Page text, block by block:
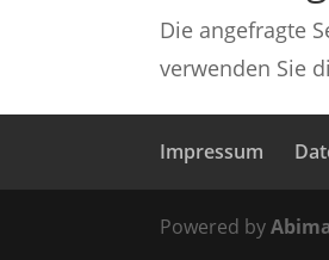
Die angefragte
verwenden Sie
Impressum
Powered by